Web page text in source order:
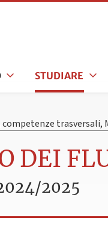
STUDIARE
trasversali,
DEI
2025